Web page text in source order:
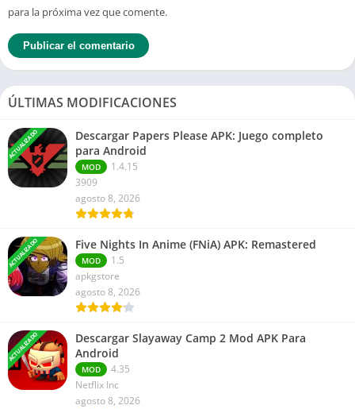
para la próxima vez que comente.
ÚLTIMAS MODIFICACIONES
ACTUALIZADO
Descargar Papers Please APK: Juego completo
para Android
MOD
1.4.15
3909
agosto 8, 2026
ACTUALIZADO Five Nights In Anime (FNiA) APK: Remastered
MOD
1.5
apkgstore
agosto 8, 2026
ACTUALIZADO
Descargar Slayaway Camp 2 Mod APK Para
Android
MOD
4.35
Netflix Inc
agosto 8, 2026